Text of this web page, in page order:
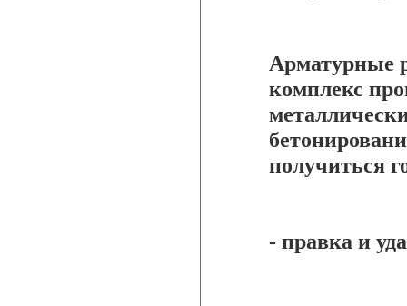
Арматурные
комплекс
получиться
- правка и